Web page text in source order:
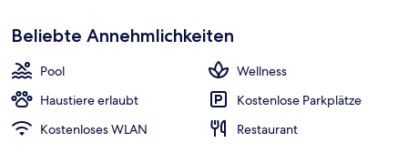
beliebt
b
r
e
Beliebte Annehmlichkeiten
Pool
Wellness
Haustiere erlaubt
Kostenlose Parkplätze
Kostenloses WLAN
Restaurant